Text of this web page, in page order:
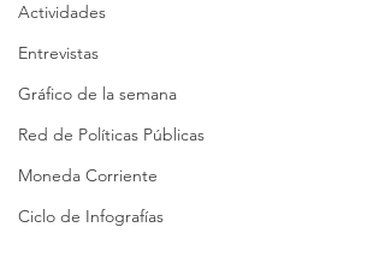
Actividades
Entrevistas
Gráfico de la semana
Red de Políticas Públicas
Moneda Corriente
Ciclo de Infografías